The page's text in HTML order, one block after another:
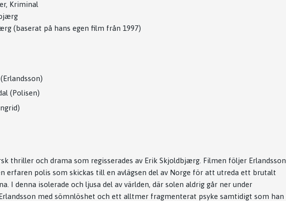
Kriminal
(baserat på hans egen film från 1997)
(Polisen)
thriller och drama som regisserades av Erik Skjoldbjærg. Filmen följer Erlandsson
erfaren polis som skickas till en avlägsen del av Norge för att utreda ett brutalt
I denna isolerade och ljusa del av världen, där solen aldrig går ner under
med sömnlöshet och ett alltmer fragmenterat psyke samtidigt som han